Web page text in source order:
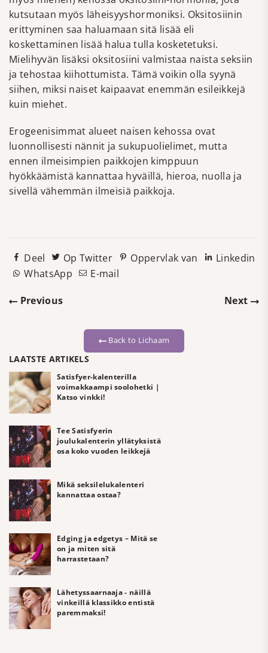
kutsutaan myös läheisyyshormoniksi. Oksitosiinin
erittyminen saa haluamaan sitä lisää eli
koskettaminen lisää halua tulla kosketetuksi.
Mielihyvän lisäksi oksitosiini valmistaa naista seksiin
ja tehostaa kiihottumista. Tämä voikin olla syynä
siihen, miksi naiset kaipaavat enemmän esileikkejä
kuin miehet.
Erogeenisimmat alueet naisen kehossa ovat
luonnollisesti nännit ja sukupuolielimet, mutta
ennen ilmeisimpien paikkojen kimppuun
hyökkäämistä kannattaa hyväillä, hieroa, nuolla ja
sivellä vähemmän ilmeisiä paikkoja.
Deel Op Twitter Oppervlak van
Linkedin
WhatsApp
E-mail
Previous Next
Back to Lichaam
LAATSTE ARTIKELS
Satisfyer-kalenterilla
voimakkaampi soolohetki |
Katso vinkki!
Tee Satisfyerin
joulukalenterin yllätyksistä
osa koko vuoden leikkejä
Mikä seksilelukalenteri
kannattaa ostaa?
Edging ja edgetys – Mitä se
on ja miten sitä
harrastetaan?
Lähetyssaarnaaja - näillä
vinkeillä klassikko entistä
paremmaksi!